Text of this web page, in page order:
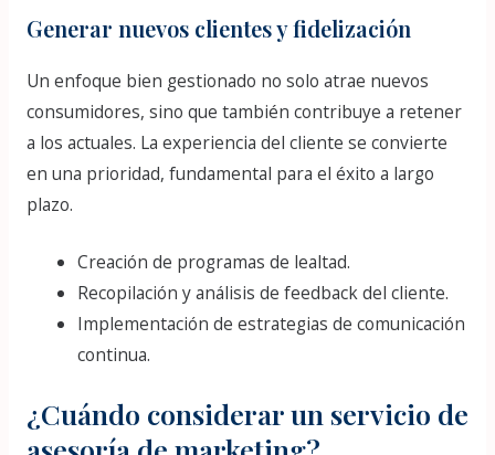
Generar nuevos clientes y fidelización
Un enfoque bien gestionado no solo atrae nuevos
consumidores, sino que también contribuye a retener
a los actuales. La experiencia del cliente se convierte
en una prioridad, fundamental para el éxito a largo
plazo.
Creación de programas de lealtad.
Recopilación y análisis de feedback del cliente.
Implementación de estrategias de comunicación
continua.
¿Cuándo considerar un servicio de